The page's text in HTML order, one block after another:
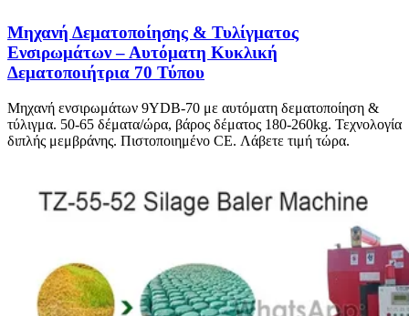
Μηχανή Δεματοποίησης & Τυλίγματος
Ενσιρωμάτων – Αυτόματη Κυκλική
Δεματοποιήτρια 70 Τύπου
Μηχανή ενσιρωμάτων 9YDB-70 με αυτόματη δεματοποίηση &
τύλιγμα. 50-65 δέματα/ώρα, βάρος δέματος 180-260kg. Τεχνολογία
διπλής μεμβράνης. Πιστοποιημένο CE. Λάβετε τιμή τώρα.